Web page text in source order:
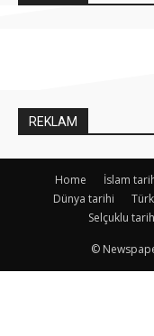
REKLAM
Home İslam
Dünya tarihi
Selçuklu
©